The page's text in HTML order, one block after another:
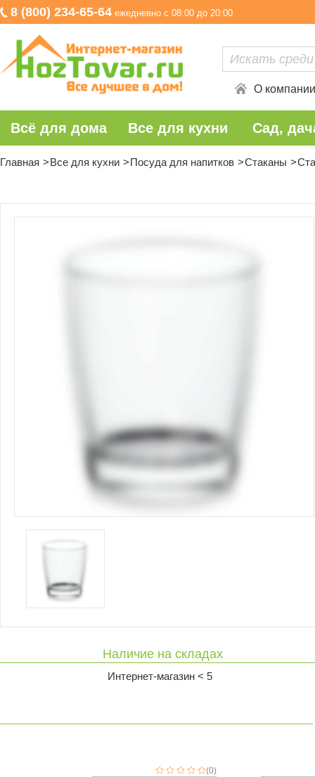
8 (800) 234-65-64 ежедневно с 08:00 до 20:00
О компании
Всё для дома Все для кухни Сад,
Главная Все для кухни Посуда для напитков Стаканы
Наличие на складах
Интернет-магазин < 5
(0)